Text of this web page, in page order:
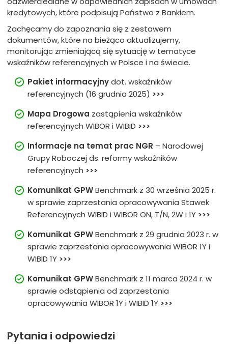
kredytowych, które podpisują Państwo z Bankiem.
Zachęcamy do zapoznania się z zestawem
dokumentów, które na bieżąco aktualizujemy,
monitorując zmieniającą się sytuację w tematyce
wskaźników referencyjnych w Polsce i na świecie.
Pakiet informacyjnydot. wskaźników
referencyjnych (16 grudnia 2025) >>>
Mapa Drogowa zastąpienia wskaźników
referencyjnych WIBOR i WIBID >>>
Informacje na temat prac NGR – Narodowej
Grupy Roboczej ds. reformy wskaźników
referencyjnych >>>
Komunikat GPWBenchmark z 30 września 2025 r.
w sprawie zaprzestania opracowywania Stawek
Referencyjnych WIBID i WIBOR ON, T/N, 2W i 1Y >>>
Komunikat GPWBenchmark z 29 grudnia 2023 r. w
sprawie zaprzestania opracowywania WIBOR 1Y i
WIBID 1Y >>>
Komunikat GPWBenchmark z 11 marca 2024 r. w
sprawie odstąpienia od zaprzestania
opracowywania WIBOR 1Y i WIBID 1Y >>>
Pytania i odpowiedzi